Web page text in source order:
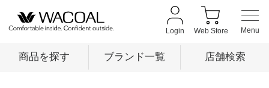
Login Web Store
商品を探す ブランド一覧 店舗検索